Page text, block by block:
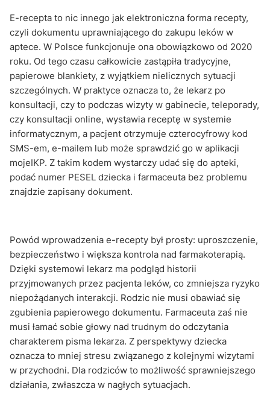
E-recepta to nic innego jak elektroniczna forma recepty,
czyli dokumentu uprawniającego do zakupu leków w
aptece. W Polsce funkcjonuje ona obowiązkowo od 2020
roku. Od tego czasu całkowicie zastąpiła tradycyjne,
papierowe blankiety, z wyjątkiem nielicznych sytuacji
szczególnych. W praktyce oznacza to, że lekarz po
konsultacji, czy to podczas wizyty w gabinecie, teleporady,
czy konsultacji online, wystawia receptę w systemie
informatycznym, a pacjent otrzymuje czterocyfrowy kod
SMS-em, e-mailem lub może sprawdzić go w aplikacji
mojeIKP. Z takim kodem wystarczy udać się do apteki,
podać numer PESEL dziecka i farmaceuta bez problemu
znajdzie zapisany dokument.
Powód wprowadzenia e-recepty był prosty: uproszczenie,
bezpieczeństwo i większa kontrola nad farmakoterapią.
Dzięki systemowi lekarz ma podgląd historii
przyjmowanych przez pacjenta leków, co zmniejsza ryzyko
niepożądanych interakcji. Rodzic nie musi obawiać się
zgubienia papierowego dokumentu. Farmaceuta zaś nie
musi łamać sobie głowy nad trudnym do odczytania
charakterem pisma lekarza. Z perspektywy dziecka
oznacza to mniej stresu związanego z kolejnymi wizytami
w przychodni. Dla rodziców to możliwość sprawniejszego
działania, zwłaszcza w nagłych sytuacjach.